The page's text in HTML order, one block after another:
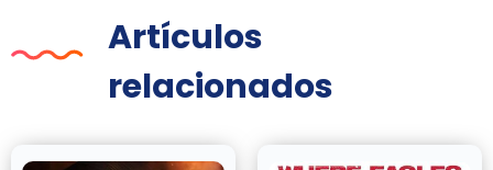
Artículos
relacionados